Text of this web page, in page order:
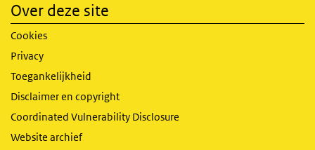
Over deze site
Cookies
Privacy
Toegankelijkheid
Disclaimer en copyright
Coordinated Vulnerability Disclosure
Website archief